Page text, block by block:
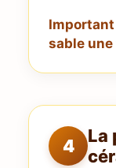
Important
sable
4
La